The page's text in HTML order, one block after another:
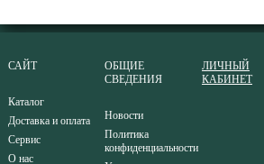
САЙТ
Каталог
Доставка и оплата
Сервис
О нас
ОБЩИЕ
СВЕДЕНИЯ
Новости
Политика
конфиденциальности
ЛИЧНЫЙ
КАБИНЕТ